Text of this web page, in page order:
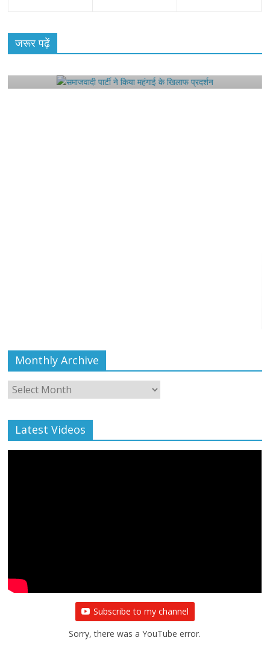
जरूर पढ़ें
राजनीतिक
समाजवादी पार्टी ने किया महंगाई के खिलाफ प्रदर्शन
Monthly Archive
Monthly
Archive
Latest Videos
Subscribe to my channel
Sorry, there was a YouTube error.